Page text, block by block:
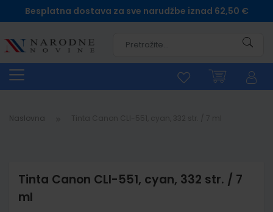
Besplatna dostava za sve narudžbe iznad 62,50 €
Naslovna
Tinta Canon CLI-551, cyan, 332 str. / 7
ml